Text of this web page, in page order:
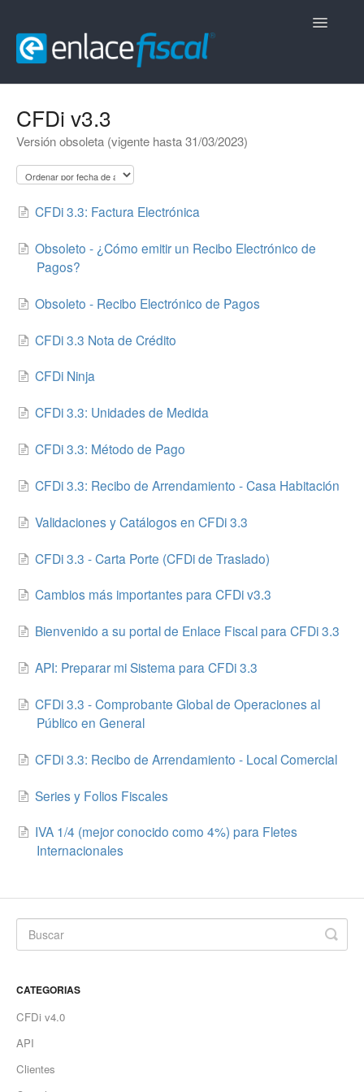
Toggle
CFDi Comerciales
CFDi Retenciones
Contacto
CFDi v3.3
Versión obsoleta (vigente hasta 31/03/2023)
CFDi 3.3: Factura Electrónica
Obsoleto - ¿Cómo emitir un Recibo Electrónico de
Pagos?
Obsoleto - Recibo Electrónico de Pagos
CFDi 3.3 Nota de Crédito
CFDi Ninja
CFDi 3.3: Unidades de Medida
CFDi 3.3: Método de Pago
CFDi 3.3: Recibo de Arrendamiento - Casa Habitación
Validaciones y Catálogos en CFDi 3.3
CFDi 3.3 - Carta Porte (CFDi de Traslado)
Cambios más importantes para CFDi v3.3
Bienvenido a su portal de Enlace Fiscal para CFDi 3.3
API: Preparar mi Sistema para CFDi 3.3
CFDi 3.3 - Comprobante Global de Operaciones al
Público en General
CFDi 3.3: Recibo de Arrendamiento - Local Comercial
Series y Folios Fiscales
IVA 1/4 (mejor conocido como 4%) para Fletes
Internacionales
CATEGORIAS
CFDi v4.0
API
Clientes